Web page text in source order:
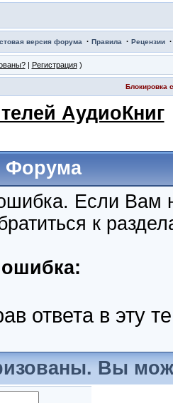
версия форума · Правила · Рецензии
| Регистрация)
Блокировка
АудиоКниг
Если Вам
к
ответа в эту
Вы